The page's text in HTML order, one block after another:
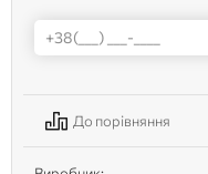
До порівняння